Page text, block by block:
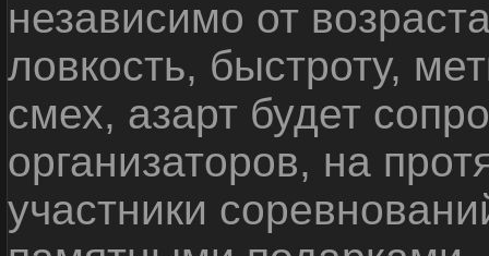
независимо от
ловкость, быстроту,
смех, азарт будет
организаторов, на
участники